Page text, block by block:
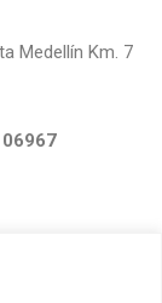
Medellín Km. 7